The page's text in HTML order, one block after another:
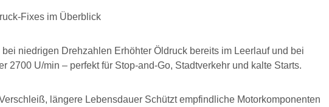
Fixes im Überblick
bei niedrigen Drehzahlen Erhöhter Öldruck bereits im Leerlauf und bei
2700 U/min – perfekt für Stop-and-Go, Stadtverkehr und kalte Starts.
längere Lebensdauer Schützt empfindliche Motorkomponenten